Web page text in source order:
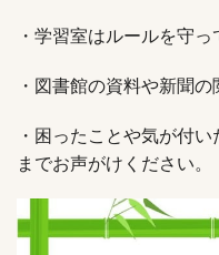
・学習室はルールを守っ
・図書館の資料や新聞
・困ったことや気が付
までお声がけください。